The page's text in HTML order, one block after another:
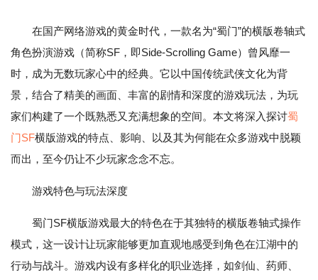
在国产网络游戏的黄金时代，一款名为“蜀门”的横版卷轴式
角色扮演游戏（简称SF，即Side-Scrolling Game）曾风靡一
时，成为无数玩家心中的经典。它以中国传统武侠文化为背
景，结合了精美的画面、丰富的剧情和深度的游戏玩法，为玩
家们构建了一个既熟悉又充满想象的空间。本文将深入探讨蜀
门SF横版游戏的特点、影响、以及其为何能在众多游戏中脱颖
而出，至今仍让不少玩家念念不忘。
游戏特色与玩法深度
蜀门SF横版游戏最大的特色在于其独特的横版卷轴式操作
模式，这一设计让玩家能够更加直观地感受到角色在江湖中的
行动与战斗。游戏内设有多样化的职业选择，如剑仙、药师、